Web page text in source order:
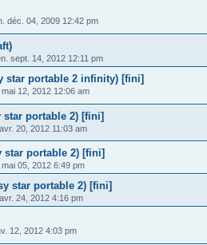
déc. 04, 2009 12:42 pm
sept. 14, 2012 12:11 pm
star portable 2 infinity) [fini]
12, 2012 12:06 am
star portable 2) [fini]
20, 2012 11:03 am
star portable 2) [fini]
05, 2012 6:49 pm
star portable 2) [fini]
24, 2012 4:16 pm
12, 2012 4:03 pm